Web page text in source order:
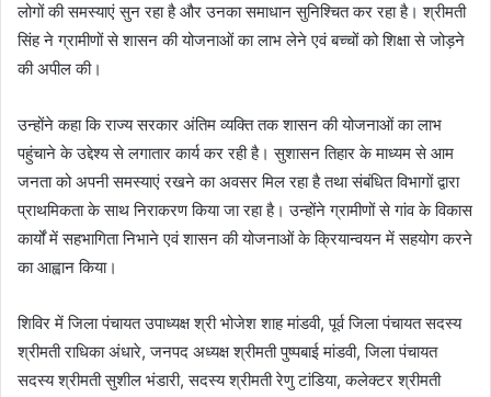
लोगों की समस्याएं सुन रहा है और उनका समाधान सुनिश्चित कर रहा है। श्रीमती
सिंह ने ग्रामीणों से शासन की योजनाओं का लाभ लेने एवं बच्चों को शिक्षा से जोड़ने
की अपील की।
उन्होंने कहा कि राज्य सरकार अंतिम व्यक्ति तक शासन की योजनाओं का लाभ
पहुंचाने के उद्देश्य से लगातार कार्य कर रही है। सुशासन तिहार के माध्यम से आम
जनता को अपनी समस्याएं रखने का अवसर मिल रहा है तथा संबंधित विभागों द्वारा
प्राथमिकता के साथ निराकरण किया जा रहा है। उन्होंने ग्रामीणों से गांव के विकास
कार्यों में सहभागिता निभाने एवं शासन की योजनाओं के क्रियान्वयन में सहयोग करने
का आह्वान किया।
शिविर में जिला पंचायत उपाध्यक्ष श्री भोजेश शाह मांडवी, पूर्व जिला पंचायत सदस्य
श्रीमती राधिका अंधारे, जनपद अध्यक्ष श्रीमती पुष्पबाई मांडवी, जिला पंचायत
सदस्य श्रीमती सुशील भंडारी, सदस्य श्रीमती रेणु टांडिया, कलेक्टर श्रीमती